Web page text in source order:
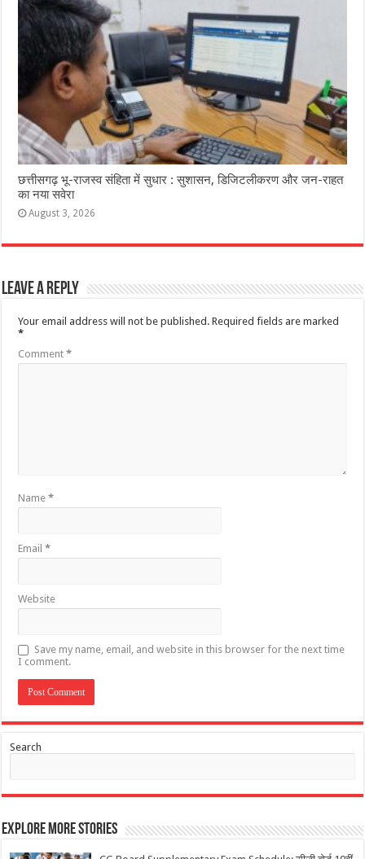
छत्तीसगढ़ भू-राजस्व संहिता में सुधार : सुशासन, डिजिटलीकरण और जन-राहत
का नया सवेरा
August 3, 2026
Leave a Reply
Your email address will not be published. Required fields are marked
*
Comment*
Name*
Email*
Website
Save my name, email, and website in this browser for the next time
I comment.
Search
Explore More Stories